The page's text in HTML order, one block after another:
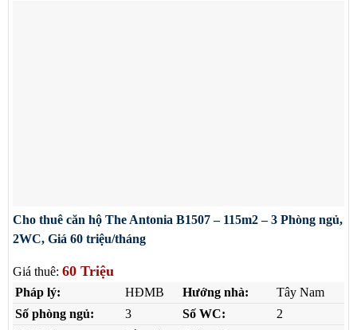
Cho thuê căn hộ The Antonia B1507 – 115m2 – 3 Phòng ngủ,
2WC, Giá 60 triệu/tháng
Giá thuê: 60 Triệu
Pháp lý: HĐMB Hướng nhà:
Tây Nam
Số phòng ngủ:
3 Số WC:
2